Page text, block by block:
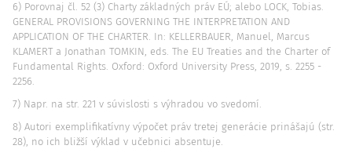
6) Porovnaj čl. 52 (3) Charty základných práv EÚ; alebo LOCK, Tobias.
GENERAL PROVISIONS GOVERNING THE INTERPRETATION AND
APPLICATION OF THE CHARTER. In: KELLERBAUER, Manuel, Marcus
KLAMERT a Jonathan TOMKIN, eds. The EU Treaties and the Charter of
Fundamental Rights. Oxford: Oxford University Press, 2019, s. 2255 -
2256.
7) Napr. na str. 221 v súvislosti s výhradou vo svedomí.
8) Autori exemplifikatívny výpočet práv tretej generácie prinášajú (str.
28), no ich bližší výklad v učebnici absentuje.